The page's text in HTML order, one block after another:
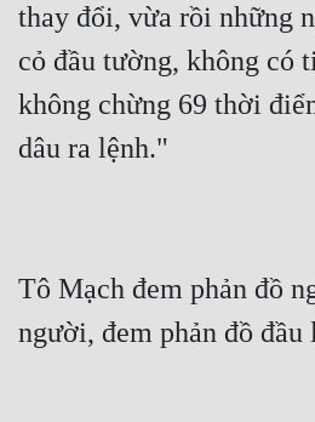
thay đổi, vừa rồi những
cỏ đầu tường, không có
không chừng 69 thời
dâu ra lệnh."
Tô Mạch đem phản đồ
người, đem phản đồ đầu